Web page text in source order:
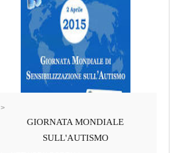
>
GIORNATA MONDIALE
SULL'AUTISMO